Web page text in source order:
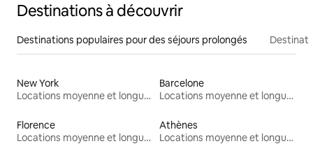
Destinations à découvrir
Destinations populaires pour des séjours prolongés
New York
Locations moyenne et longue durée
Barcelone
Locations moyenne et longue durée
Florence
Locations moyenne et longue durée
Athènes
Locations moyenne et longue durée